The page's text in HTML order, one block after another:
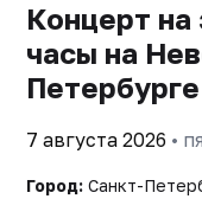
Концерт на
часы на
Петербурге
7 августа 2026 •
Город: Санкт-